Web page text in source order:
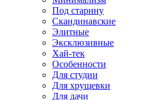
Под старину
Скандинавские
Элитные
Эксклюзивные
Хай-тек
Особенности
Для студии
Для хрущевки
Для дачи